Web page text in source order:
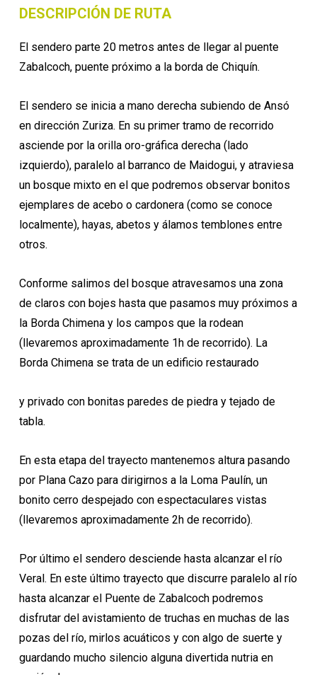
DESCRIPCIÓN DE RUTA
El sendero parte 20 metros antes de llegar al puente
Zabalcoch, puente próximo a la borda de Chiquín.
El sendero se inicia a mano derecha subiendo de Ansó
en dirección Zuriza. En su primer tramo de recorrido
asciende por la orilla oro-gráfica derecha (lado
izquierdo), paralelo al barranco de Maidogui, y atraviesa
un bosque mixto en el que podremos observar bonitos
ejemplares de acebo o cardonera (como se conoce
localmente), hayas, abetos y álamos temblones entre
otros.
Conforme salimos del bosque atravesamos una zona
de claros con bojes hasta que pasamos muy próximos a
la Borda Chimena y los campos que la rodean
(llevaremos aproximadamente 1h de recorrido). La
Borda Chimena se trata de un edificio restaurado
y privado con bonitas paredes de piedra y tejado de
tabla.
En esta etapa del trayecto mantenemos altura pasando
por Plana Cazo para dirigirnos a la Loma Paulín, un
bonito cerro despejado con espectaculares vistas
(llevaremos aproximadamente 2h de recorrido).
Por último el sendero desciende hasta alcanzar el río
Veral. En este último trayecto que discurre paralelo al río
hasta alcanzar el Puente de Zabalcoch podremos
disfrutar del avistamiento de truchas en muchas de las
pozas del río, mirlos acuáticos y con algo de suerte y
guardando mucho silencio alguna divertida nutria en